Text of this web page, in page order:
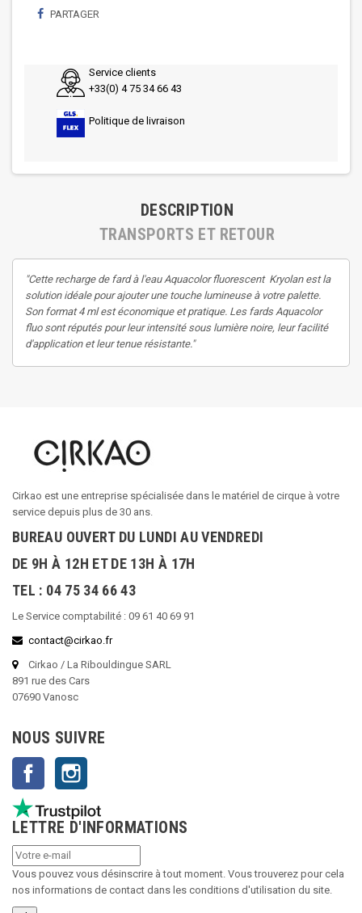
PARTAGER
Service clients
+33(0) 4 75 34 66 43
Politique de livraison
DESCRIPTION
TRANSPORTS ET RETOUR
"Cette recharge de fard à l'eau Aquacolor fluorescent Kryolan est la
solution idéale pour ajouter une touche lumineuse à votre palette.
Son format 4 ml est économique et pratique. Les fards Aquacolor
fluo sont réputés pour leur intensité sous lumière noire, leur facilité
d'application et leur tenue résistante."
Cirkao est une entreprise spécialisée dans le matériel de cirque à votre
service depuis plus de 30 ans.
BUREAU OUVERT DU LUNDI AU VENDREDI
DE 9H À 12H ET DE 13H À 17H
TEL : 04 75 34 66 43
Le Service comptabilité : 09 61 40 69 91
contact@cirkao.fr
Cirkao / La Ribouldingue SARL
891 rue des Cars
07690 Vanosc
NOUS SUIVRE
Facebook
LETTRE D'INFORMATIONS
Vous pouvez vous désinscrire à tout moment. Vous trouverez pour cela
nos informations de contact dans les conditions d'utilisation du site.